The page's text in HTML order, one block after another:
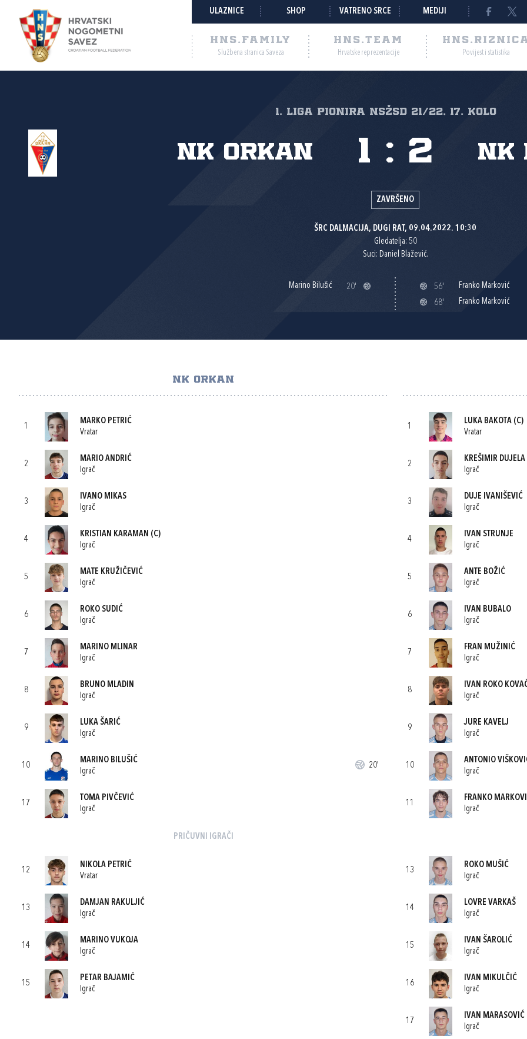
ULAZNICE SHOP VATRENO SRCE MEDIJI
HNS.FAMILY
Službena stranica Saveza
HNS.TEAM
Hrvatske reprezentacije Povijest i statistika
1. liga pionira NSŽSD 21/22, 17. kolo
NK Orkan NK
1 : 2
ZAVRŠENO
ŠRC DALMACIJA, DUGI RAT, 09.04.2022. 10:30
Gledatelja: 50
Suci: Daniel Blažević.
Marino Bilušić 20' 56'
Franko Marković
68'
Franko Marković
NK ORKAN
1
MARKO PETRIĆ
Vratar
2
MARIO ANDRIĆ
Igrač
3
IVANO MIKAS
Igrač
4
KRISTIAN KARAMAN (C)
Igrač
5
MATE KRUŽIČEVIĆ
Igrač
6
ROKO SUDIĆ
Igrač
7
MARINO MLINAR
Igrač
8
BRUNO MLADIN
Igrač
9
LUKA ŠARIĆ
Igrač
10
MARINO BILUŠIĆ
Igrač
20'
17
TOMA PIVČEVIĆ
Igrač
PRIČUVNI IGRAČI
12
NIKOLA PETRIĆ
Vratar
13
DAMJAN RAKULJIĆ
Igrač
14
MARINO VUKOJA
Igrač
15
PETAR BAJAMIĆ
Igrač
1
LUKA BAKOTA(C)
Vratar
2
KREŠIMIR DUJELA
Igrač
3
DUJE IVANIŠEVIĆ
Igrač
4
IVAN STRUNJE
Igrač
5
ANTE BOŽIĆ
Igrač
6
IVAN BUBALO
Igrač
7
FRAN MUŽINIĆ
Igrač
8
IVAN ROKO
Igrač
9
JURE KAVELJ
Igrač
10
ANTONIO
Igrač
11
FRANKO
Igrač
13
ROKO MUŠIĆ
Igrač
14
LOVRE VARKAŠ
Igrač
15
IVAN ŠAROLIĆ
Igrač
16
IVAN MIKULČIĆ
Igrač
17
IVAN MARASOVIĆ
Igrač